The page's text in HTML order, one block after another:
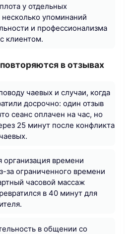
у отдельных
упоминаний
и профессионализма
клиентом.
в отзывах
чаевых и случаи, когда
досрочно: один отзыв
сеанс оплачен на час, но
25 минут после конфликта
организация времени
за ограниченного времени
часовой масcаж
в 40 минут для
в общении со